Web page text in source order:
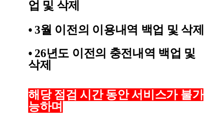
업 및 삭제
• 3월 이전의 이용내역 백업 및 삭제
• 26년도 이전의 충전내역 백업 및
삭제
해당 점검 시간 동안 서비스가 불가
능하며